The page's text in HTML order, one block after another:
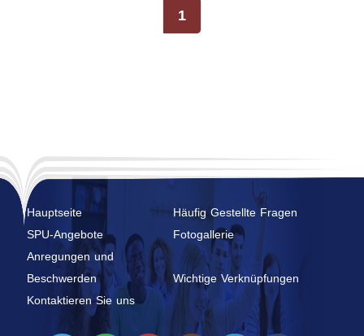
1
Hauptseite
Häufig Gestellte Fragen
SPU-Angebote
Fotogallerie
Anregungen und
Beschwerden
Wichtige Verknüpfungen
Kontaktieren Sie uns